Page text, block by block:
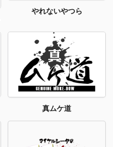
やれないやつら
真ムケ道